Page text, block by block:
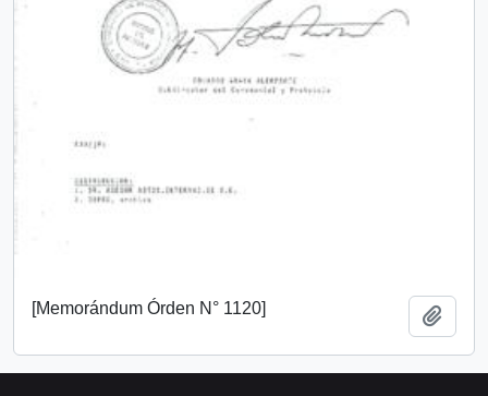
[Memorándum Órden N° 1120]